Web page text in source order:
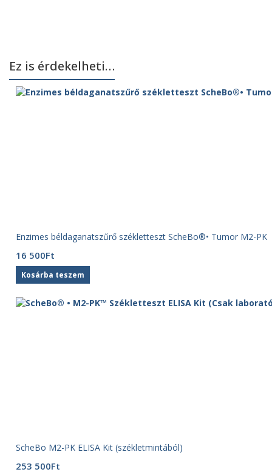
Ez is érdekelheti…
Enzimes béldaganatszűrő székletteszt ScheBo®• Tumor M2-PK
16 500Ft
Kosárba teszem
ScheBo M2-PK ELISA Kit (székletmintából)
253 500Ft